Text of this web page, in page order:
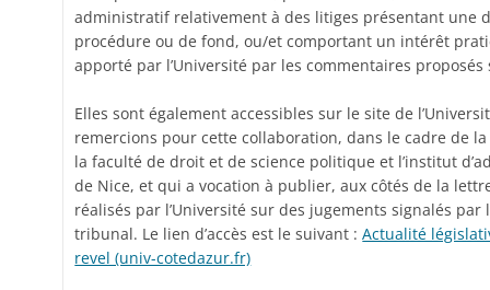
administratif relativement à des litiges présentant une
procédure ou de fond, ou/et comportant un intérêt
apporté par l’Université par les commentaires
Elles sont également accessibles sur le site de
remercions pour cette collaboration, dans le cadre de
la faculté de droit et de science politique et l’institut
de Nice, et qui a vocation à publier, aux côtés de la
réalisés par l’Université sur des jugements signalés
tribunal. Le lien d’accès est le suivant :Actualité
revel (univ-cotedazur.fr)